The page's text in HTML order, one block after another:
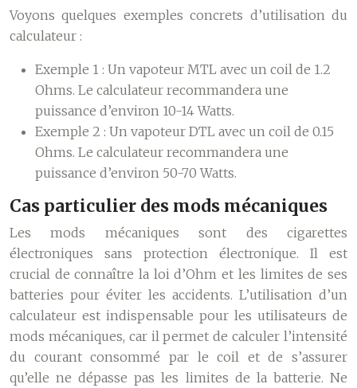
Voyons quelques exemples concrets d’utilisation du
calculateur :
Exemple 1 : Un vapoteur MTL avec un coil de 1.2
Ohms. Le calculateur recommandera une
puissance d’environ 10-14 Watts.
Exemple 2 : Un vapoteur DTL avec un coil de 0.15
Ohms. Le calculateur recommandera une
puissance d’environ 50-70 Watts.
Cas particulier des mods mécaniques
Les mods mécaniques sont des cigarettes
électroniques sans protection électronique. Il est
crucial de connaître la loi d’Ohm et les limites de ses
batteries pour éviter les accidents. L’utilisation d’un
calculateur est indispensable pour les utilisateurs de
mods mécaniques, car il permet de calculer l’intensité
du courant consommé par le coil et de s’assurer
qu’elle ne dépasse pas les limites de la batterie. Ne